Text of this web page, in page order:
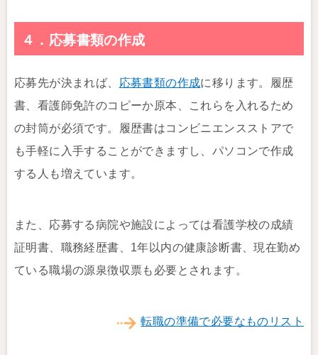
４．応募書類の作成
応募先が決まれば、 応募書類の作成に移ります。履歴
書、看護師免許のコピーか原本、これらを入れるため
の封筒が必須です。履歴書はコンビニエンスストアで
も手軽に入手することができますし、パソコンで作成
する人も増えています。
また、応募する病院や施設によっては看護学校の成績
証明書、職務経歴書、1年以内の健康診断書、現在勤め
ている職場の源泉徴収票も必要とされます。
転職の準備で必要なものリスト